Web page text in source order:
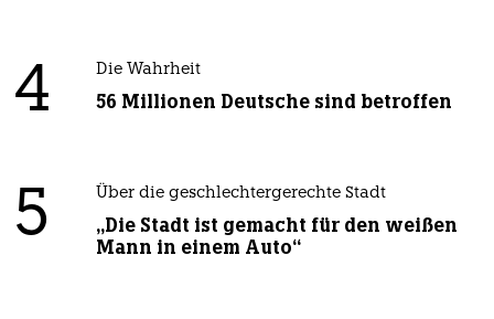
4 Die Wahrheit
56 Millionen Deutsche sind betroffen
5 Über die geschlechtergerechte Stadt
„Die Stadt ist gemacht für den weißen
Mann in einem Auto“